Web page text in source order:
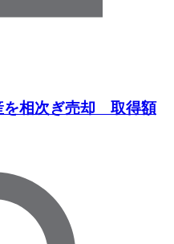
相次ぎ売却 取得額